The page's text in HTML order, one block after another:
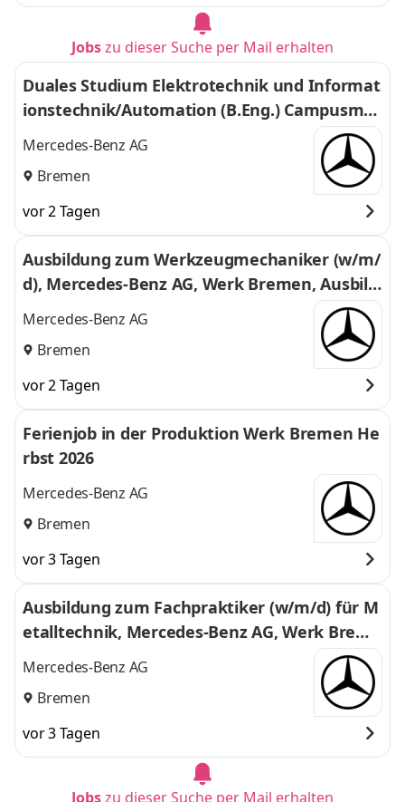
Jobszu dieser Suche per Mail erhalten
Duales Studium Elektrotechnik und Informat
ionstechnik/Automation (B.Eng.) Campusmo
dell Bremen/Stuttgart, 01.10.2027 (m/w/d)
Mercedes-Benz AG
Bremen
vor 2 Tagen
Ausbildung zum Werkzeugmechaniker (w/m/
d), Mercedes-Benz AG, Werk Bremen, Ausbild
ungsbeginn 01.09.2027
Mercedes-Benz AG
Bremen
vor 2 Tagen
Ferienjob in der Produktion Werk Bremen He
rbst 2026
Mercedes-Benz AG
Bremen
vor 3 Tagen
Ausbildung zum Fachpraktiker (w/m/d) für M
etalltechnik, Mercedes-Benz AG, Werk Breme
n, Ausbildungsbeginn 01.09.2027
Mercedes-Benz AG
Bremen
vor 3 Tagen
Jobszu dieser Suche per Mail erhalten